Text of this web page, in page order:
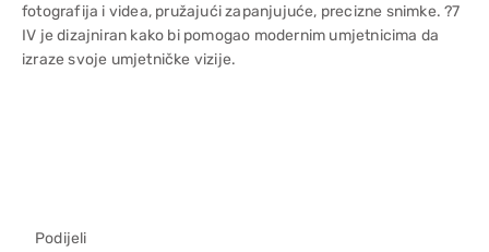
fotografija i videa, pružajući zapanjujuće, precizne snimke. ?7
IV je dizajniran kako bi pomogao modernim umjetnicima da
izraze svoje umjetničke vizije.
Podijeli